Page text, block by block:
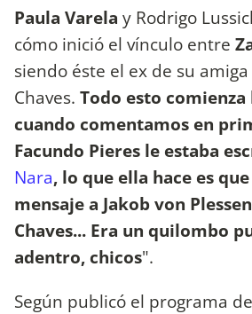
Paula Varela y Rodrigo
cómo inició el vínculo entre
siendo éste el ex de su amiga
Chaves. Todo esto
cuando comentamos en
Facundo Pieres le estaba
Nara, lo que ella hace es
mensaje a Jakob von
Chaves... Era un quilombo
adentro, chicos".
Según publicó el programa